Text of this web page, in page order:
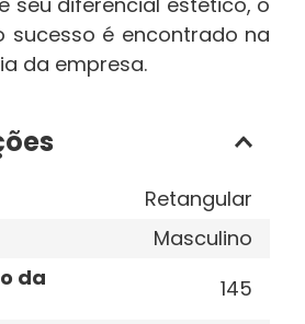
sucesso é encontrado na
da empresa.
Retangular
Masculino
da
145